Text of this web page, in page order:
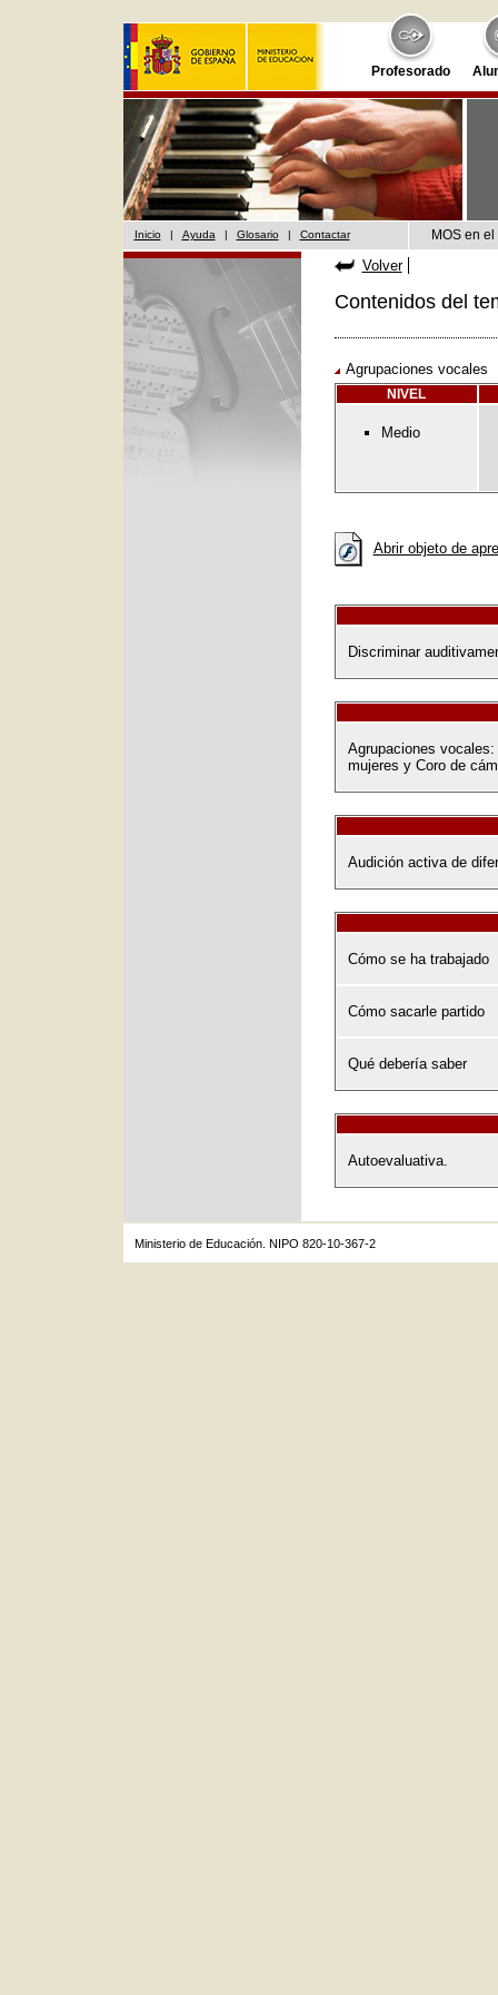
Profesorado
Inicio | Ayuda | Glosario | Contactar MOS en
Volver
Contenidos del
Agrupaciones vocales
NIVEL
Medio
Abrir objeto de
Discriminar
Agrupaciones
mujeres y Coro de
Audición activa de
Cómo se ha trabajado
Cómo sacarle partido
Qué debería saber
Autoevaluativa.
Ministerio de Educación. NIPO 820-10-367-2